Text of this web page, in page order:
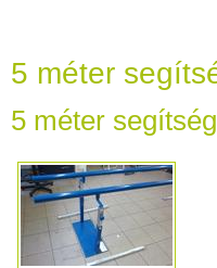
5 méter
5 méter segítség